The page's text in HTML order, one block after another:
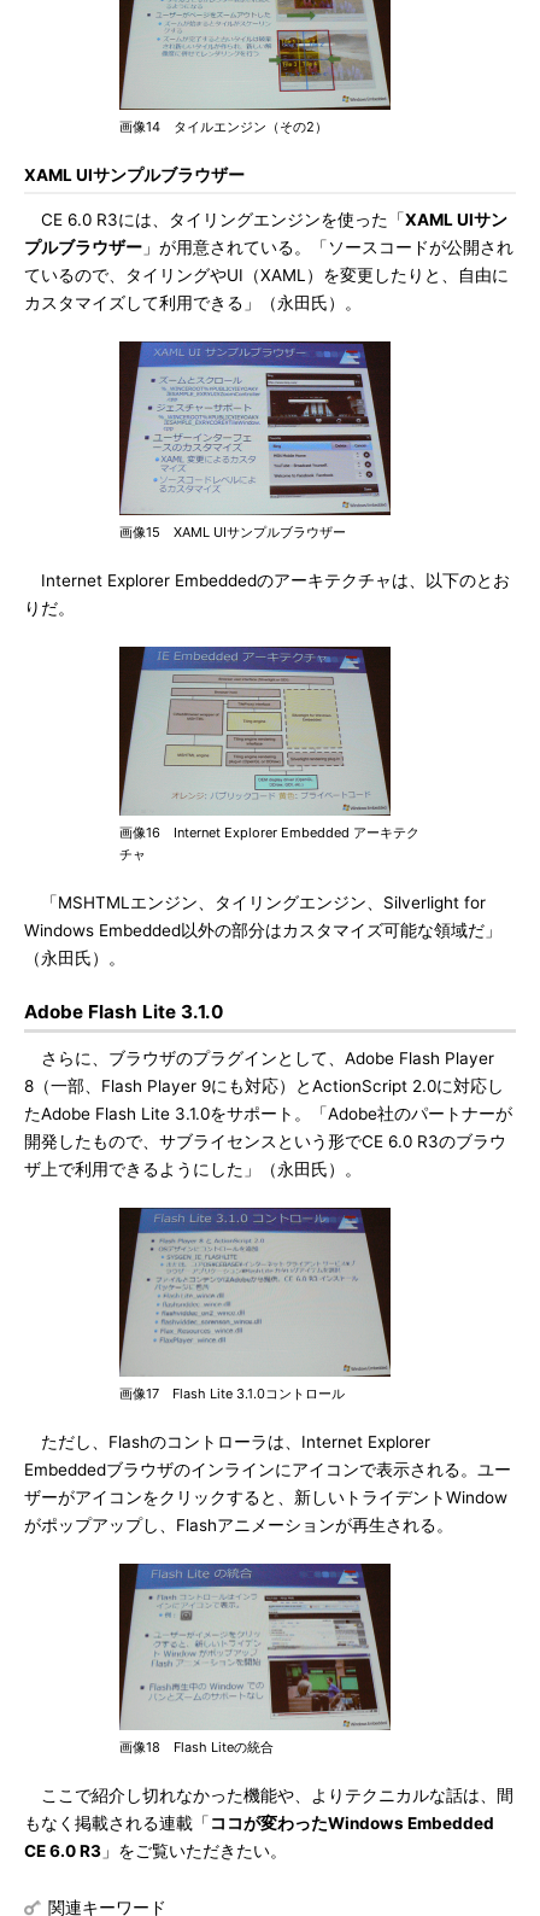
画像14 タイルエンジン（その2）
XAML UIサンプルブラウザー
CE 6.0 R3には、タイリングエンジンを使った「XAML UIサン
プルブラウザー 」が用意されている。「ソースコードが公開され
ているので、タイリングやUI（XAML）を変更したりと、自由に
カスタマイズして利用できる」（永田氏）。
画像15 XAML UIサンプルブラウザー
Internet Explorer Embeddedのアーキテクチャは、以下のとお
りだ。
画像16 Internet Explorer Embedded アーキテク
チャ
「MSHTMLエンジン、タイリングエンジン、Silverlight for
Windows Embedded以外の部分はカスタマイズ可能な領域だ」
（永田氏）。
Adobe Flash Lite 3.1.0
さらに、ブラウザのプラグインとして、Adobe Flash Player
8（一部、Flash Player 9にも対応）とActionScript 2.0に対応し
たAdobe Flash Lite 3.1.0をサポート。「Adobe社のパートナーが
開発したもので、サブライセンスという形でCE 6.0 R3のブラウ
ザ上で利用できるようにした」（永田氏）。
画像17 Flash Lite 3.1.0コントロール
ただし、Flashのコントローラは、Internet Explorer
Embeddedブラウザのインラインにアイコンで表示される。ユー
ザーがアイコンをクリックすると、新しいトライデントWindow
がポップアップし、Flashアニメーションが再生される。
画像18 Flash Liteの統合
ここで紹介し切れなかった機能や、よりテクニカルな話は、間
もなく掲載される連載「 ココが変わったWindows Embedded
CE 6.0 R3 」をご覧いただきたい。
関連キーワード